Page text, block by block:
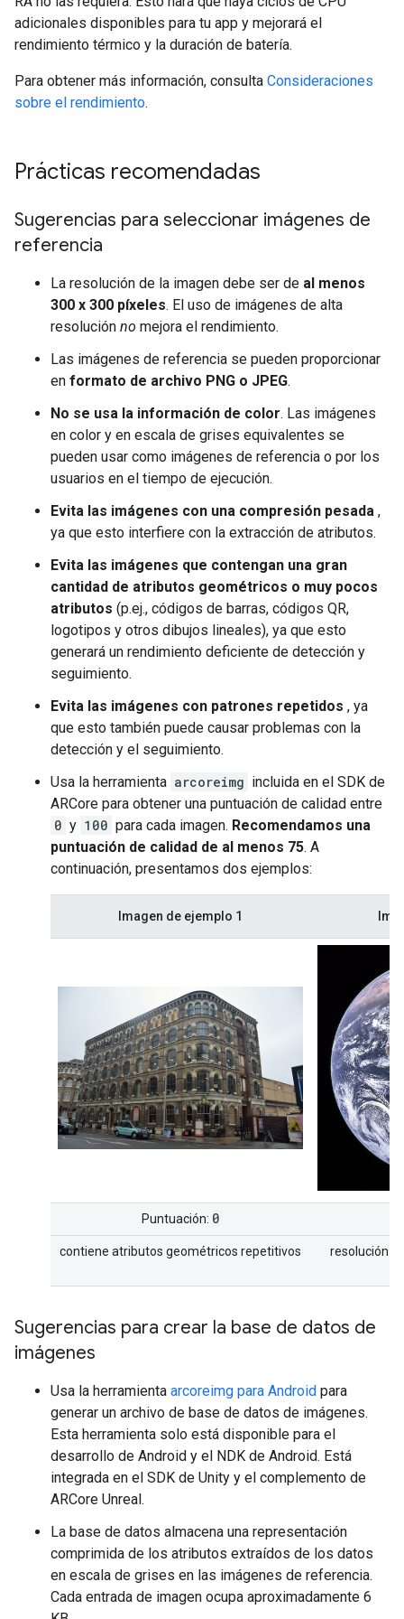
adicionales disponibles para tu app y mejorará el
rendimiento térmico y la duración de batería.
Para obtener más información, consulta Consideraciones
sobre el rendimiento.
Prácticas recomendadas
Sugerencias para seleccionar imágenes de
referencia
La resolución de la imagen debe ser de al menos
300 x 300 píxeles. El uso de imágenes de alta
resolución no mejora el rendimiento.
Las imágenes de referencia se pueden proporcionar
en formato de archivo PNG o JPEG.
No se usa la información de color. Las imágenes
en color y en escala de grises equivalentes se
pueden usar como imágenes de referencia o por los
usuarios en el tiempo de ejecución.
Evita las imágenes con una compresión pesada ,
ya que esto interfiere con la extracción de atributos.
Evita las imágenes que contengan una gran
cantidad de atributos geométricos o muy pocos
atributos (p.ej., códigos de barras, códigos QR,
logotipos y otros dibujos lineales), ya que esto
generará un rendimiento deficiente de detección y
seguimiento.
Evita las imágenes con patrones repetidos , ya
que esto también puede causar problemas con la
detección y el seguimiento.
Usa la herramienta arcoreimg incluida en el SDK de
ARCore para obtener una puntuación de calidad entre
0 y 100 para cada imagen. Recomendamos una
puntuación de calidad de al menos 75. A
continuación, presentamos dos ejemplos:
Imagen de ejemplo 1
Puntuación: 0
contiene atributos geométricos repetitivos
resolución
Sugerencias para crear la base de datos de
imágenes
Usa la herramienta arcoreimg para Android para
generar un archivo de base de datos de imágenes.
Esta herramienta solo está disponible para el
desarrollo de Android y el NDK de Android. Está
integrada en el SDK de Unity y el complemento de
ARCore Unreal.
La base de datos almacena una representación
comprimida de los atributos extraídos de los datos
en escala de grises en las imágenes de referencia.
Cada entrada de imagen ocupa aproximadamente 6